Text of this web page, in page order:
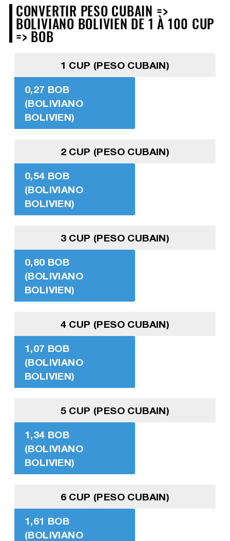
CONVERTIR PESO CUBAIN =>
BOLIVIANO BOLIVIEN DE 1 À 100 CUP
=> BOB
1 CUP (PESO CUBAIN)
0,27 BOB
(BOLIVIANO
BOLIVIEN)
2 CUP (PESO CUBAIN)
0,54 BOB
(BOLIVIANO
BOLIVIEN)
3 CUP (PESO CUBAIN)
0,80 BOB
(BOLIVIANO
BOLIVIEN)
4 CUP (PESO CUBAIN)
1,07 BOB
(BOLIVIANO
BOLIVIEN)
5 CUP (PESO CUBAIN)
1,34 BOB
(BOLIVIANO
BOLIVIEN)
6 CUP (PESO CUBAIN)
1,61 BOB
(BOLIVIANO